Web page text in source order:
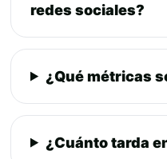
redes sociales?
¿Qué métricas
¿Cuánto tarda